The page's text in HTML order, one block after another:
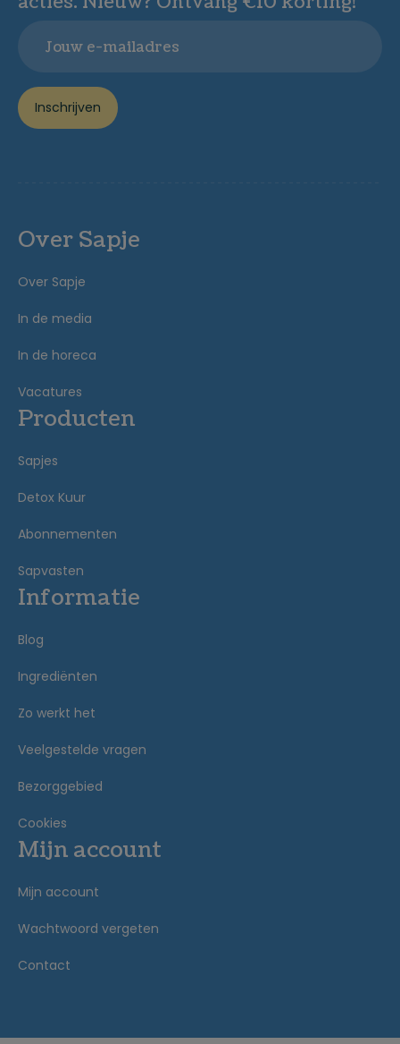
Inschrijven
Over Sapje
Over Sapje
In de media
In de horeca
Vacatures
Producten
Sapjes
Detox Kuur
Abonnementen
Sapvasten
Informatie
Blog
Ingrediënten
Zo werkt het
Veelgestelde vragen
Bezorggebied
Cookies
Mijn account
Mijn account
Wachtwoord vergeten
Contact